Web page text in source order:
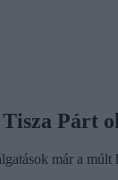
Párt
már a